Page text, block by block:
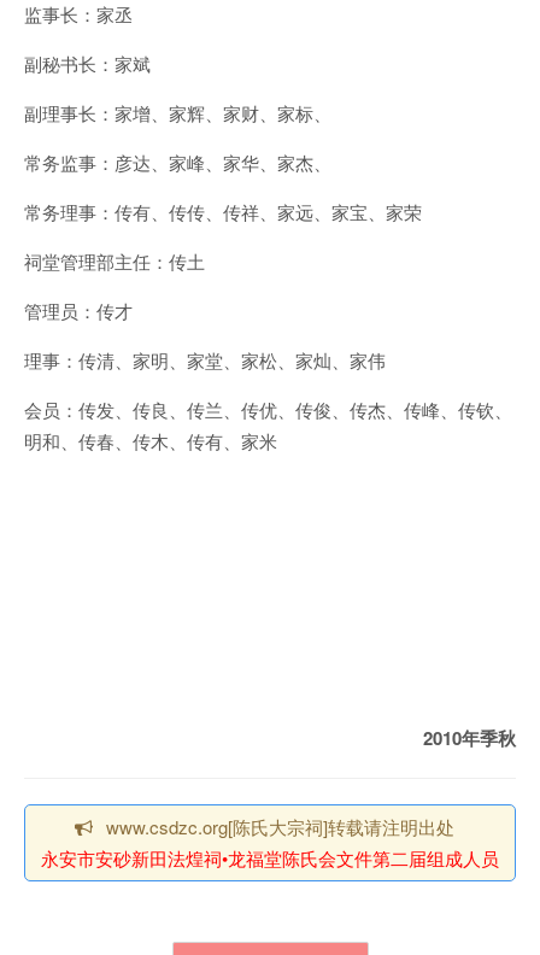
监事长：家丞
副秘书长：家斌
副理事长：家增、家辉、家财、家标、
常务监事：彦达、家峰、家华、家杰、
常务理事：传有、传传、传祥、家远、家宝、家荣
祠堂管理部主任：传土
管理员：传才
理事：传清、家明、家堂、家松、家灿、家伟
会员：传发、传良、传兰、传优、传俊、传杰、传峰、传钦、
明和、传春、传木、传有、家米
2010年季秋
www.csdzc.org[陈氏大宗祠]转载请注明出处
永安市安砂新田法煌祠•龙福堂陈氏会文件第二届组成人员